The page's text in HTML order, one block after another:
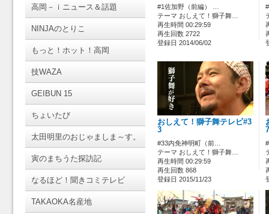
高岡－ｉニュース＆話題
NINJAのとりこ
もっと！ホット！高岡
技WAZA
GEIBUN 15
ちょいたび
太田明里のおじゃましま～す。
寅のまちうた探訪記
なるほど！聞きコミテレビ
TAKAOKA名産地
#1佐加野（前編） …
テーマ おしえて！獅子舞…
再生時間 00:29:59
再生回数 2722
登録日 2014/06/02
おしえて！獅子舞テレビ#3
3
#33内免神明町（前…
テーマ おしえて！獅子舞…
再生時間 00:29:59
再生回数 868
登録日 2015/11/23
7